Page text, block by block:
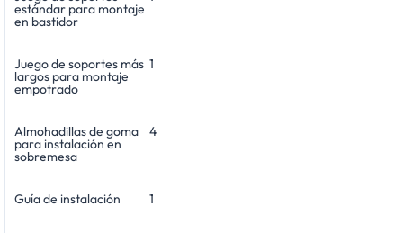
estándar para montaje
en bastidor
Juego de soportes más
largos para montaje
empotrado
1
Almohadillas de goma
para instalación en
sobremesa
4
Guía de instalación 1